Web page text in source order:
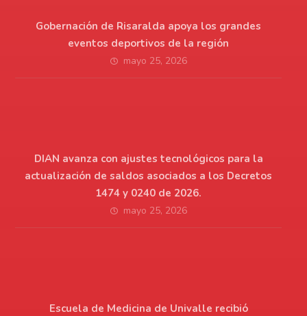
Gobernación de Risaralda apoya los grandes
eventos deportivos de la región
mayo 25, 2026
DIAN avanza con ajustes tecnológicos para la
actualización de saldos asociados a los Decretos
1474 y 0240 de 2026.
mayo 25, 2026
Escuela de Medicina de Univalle recibió